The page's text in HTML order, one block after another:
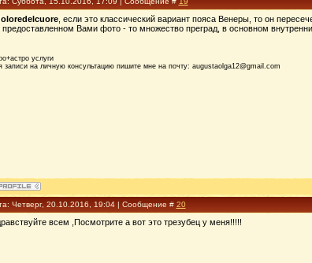
, если это классический вариант пояса Венеры, то он
предоставленном Вами фото - то множество преград, в основном
услуги
записи на личную консультацию пишите мне на почту: augustaolga12@gmail.com
Четверг, 20.10.2016, 19:04 | Сообщение # 20
всем ,Посмотрите а вот это трезубец у меня!!!!!